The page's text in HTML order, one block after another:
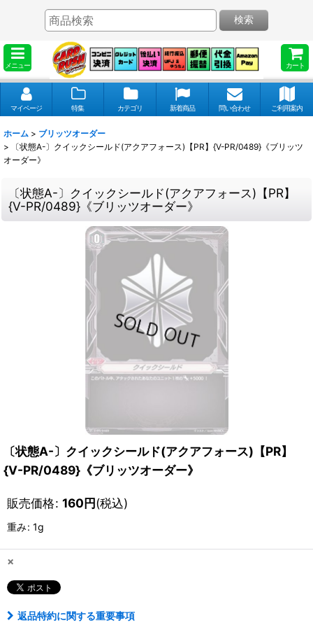
メニュー カート
検索
マイページ 特集 カテゴリ 新着商品 問い合わせ ご利用案内
ホーム > ブリッツオーダー
>
〔状態A-〕クイックシールド(アクアフォース)【PR】{V-PR/0489}《ブリッツ
オーダー》
〔状態A-〕クイックシールド(アクアフォース)【PR】
{V-PR/0489}《ブリッツオーダー》
〔状態A-〕クイックシールド(アクアフォース)【PR】
{V-PR/0489}《ブリッツオーダー》
販売価格: 160円(税込)
重み: 1g
×
返品特約に関する重要事項